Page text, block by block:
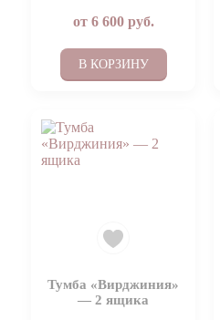
от 6 600руб.
В КОРЗИНУ
Тумба «Вирджиния»
— 2 ящика